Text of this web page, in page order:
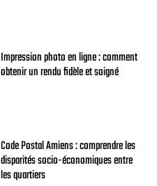
Impression photo en ligne : comment
obtenir un rendu fidèle et soigné
Code Postal Amiens : comprendre les
disparités socio-économiques entre
les quartiers